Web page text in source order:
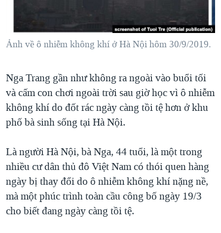
VĂN HOÁ
GIÁO DỤC
CHI PHÍ CHIẾN TRANH AFGHANISTAN
CÁC GIÁ TRỊ CỘNG HÒA Ở VIỆT NAM
THƯỢNG ĐỈNH TRUMP-KIM TẠI VIỆT NAM
TRỊNH VĨNH BÌNH VS. CHÍNH PHỦ VIỆT NAM
BÊN KIA QUỐC LỘ: TIẾNG VỌNG TỪ NÔNG THÔN MỸ
QUAN HỆ VIỆT MỸ
Ngôn ngữ khác
Ảnh về ô nhiễm không khí ở Hà Nội hôm 30/9/2019.
Nga Trang gần như không ra ngoài vào buổi tối
và cấm con chơi ngoài trời sau giờ học vì ô nhiễm
không khí do đốt rác ngày càng tồi tệ hơn ở khu
phố bà sinh sống tại Hà Nội.
Là người Hà Nội, bà Nga, 44 tuổi, là một trong
nhiều cư dân thủ đô Việt Nam có thói quen hàng
ngày bị thay đổi do ô nhiễm không khí nặng nề,
mà một phúc trình toàn cầu công bố ngày 19/3
cho biết đang ngày càng tồi tệ.